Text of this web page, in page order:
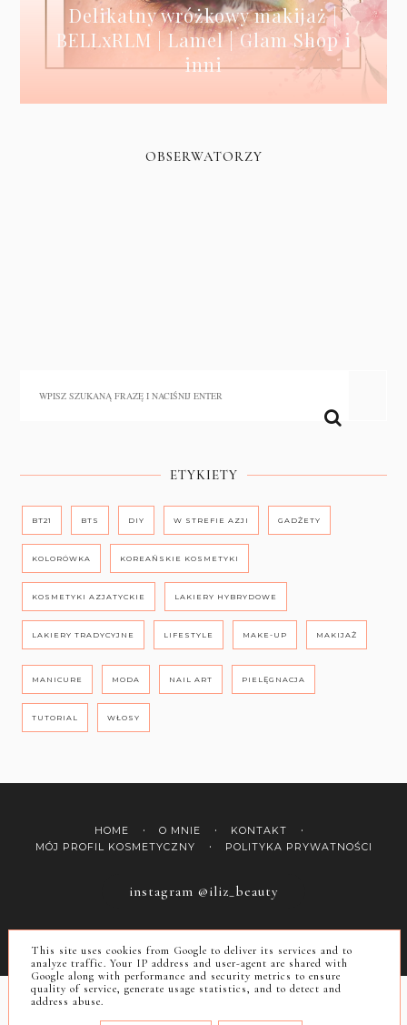
Delikatny wróżkowy makijaż |
BELLxRLM | Lamel | Glam Shop i
inni
OBSERWATORZY
ETYKIETY
BT21 BTS DIY W STREFIE AZJI GADŻETY
KOLORÓWKA KOREAŃSKIE KOSMETYKI
KOSMETYKI AZJATYCKIE LAKIERY HYBRYDOWE
LAKIERY TRADYCYJNE LIFESTYLE MAKE-UP MAKIJAŻ
MANICURE MODA NAIL ART PIELĘGNACJA
TUTORIAL WŁOSY
HOME O MNIE
KONTAKT
MÓJ PROFIL KOSMETYCZNY
POLITYKA PRYWATNOŚCI
instagram @iliz_beauty
COPYRIGHT ©ILIZ
BLOG DESIGN: KAROGRAFIA.PL
This site uses cookies from Google to deliver its services and to
analyze traffic. Your IP address and user-agent are shared with
Google along with performance and security metrics to ensure
quality of service, generate usage statistics, and to detect and
address abuse.